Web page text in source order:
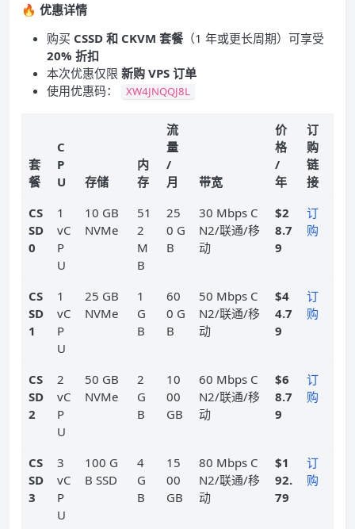
🔥 优惠详情
购买 CSSD 和 CKVM 套餐（1 年或更长周期）可享受
20% 折扣
本次优惠仅限 新购 VPS 订单
使用优惠码：
XW4JNQQJ8L
套
餐
C
P
U
存储
内
存
流
量
/
月
带宽
价
格
/
年
订
购
链
接
CS
SD
0
1
vC
P
U
10 GB
NVMe
51
2
M
B
25
0 G
B
30 Mbps C
N2/联通/移
动
$2
8.7
9
订
购
CS
SD
1
1
vC
P
U
25 GB
NVMe
1
G
B
60
0 G
B
50 Mbps C
N2/联通/移
动
$4
4.7
9
订
购
CS
SD
2
2
vC
P
U
50 GB
NVMe
2
G
B
10
00
GB
60 Mbps C
N2/联通/移
动
$6
8.7
9
订
购
CS
SD
3
3
vC
P
U
100 G
B SSD
4
G
B
15
00
GB
80 Mbps C
N2/联通/移
动
$1
92.
79
订
购